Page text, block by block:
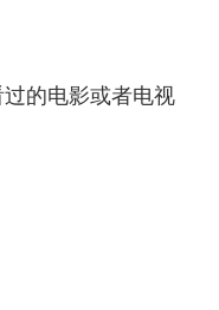
的电影或者电视